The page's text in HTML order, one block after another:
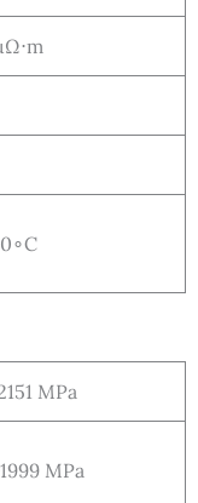
MPa
MPa